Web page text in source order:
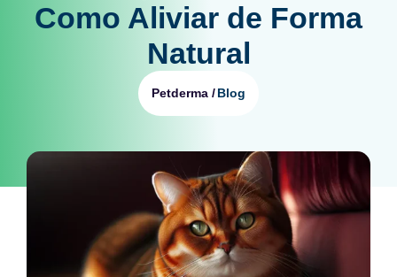
Como Aliviar de Forma
Natural
Petderma /Blog